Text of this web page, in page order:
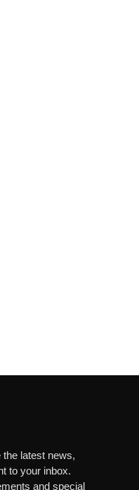
latest news,
to your inbox.
and special